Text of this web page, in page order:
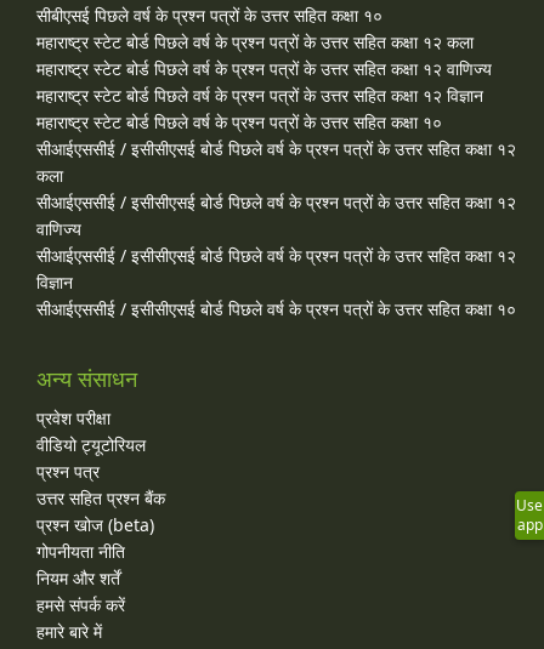
सीबीएसई पिछले वर्ष के प्रश्न पत्रों के उत्तर सहित कक्षा १०
महाराष्ट्र स्टेट बोर्ड पिछले वर्ष के प्रश्न पत्रों के उत्तर सहित कक्षा १२ कला
महाराष्ट्र स्टेट बोर्ड पिछले वर्ष के प्रश्न पत्रों के उत्तर सहित कक्षा १२ वाणिज्य
महाराष्ट्र स्टेट बोर्ड पिछले वर्ष के प्रश्न पत्रों के उत्तर सहित कक्षा १२ विज्ञान
महाराष्ट्र स्टेट बोर्ड पिछले वर्ष के प्रश्न पत्रों के उत्तर सहित कक्षा १०
सीआईएससीई / इसीसीएसई बोर्ड पिछले वर्ष के प्रश्न पत्रों के उत्तर सहित कक्षा १२
कला
सीआईएससीई / इसीसीएसई बोर्ड पिछले वर्ष के प्रश्न पत्रों के उत्तर सहित कक्षा १२
वाणिज्य
सीआईएससीई / इसीसीएसई बोर्ड पिछले वर्ष के प्रश्न पत्रों के उत्तर सहित कक्षा १२
विज्ञान
सीआईएससीई / इसीसीएसई बोर्ड पिछले वर्ष के प्रश्न पत्रों के उत्तर सहित कक्षा १०
अन्य संसाधन
प्रवेश परीक्षा
वीडियो ट्यूटोरियल
प्रश्न पत्र
उत्तर सहित प्रश्न बैंक
प्रश्न खोज (beta)
गोपनीयता नीति
नियम और शर्तें
हमसे संपर्क करें
हमारे बारे में
Use
app